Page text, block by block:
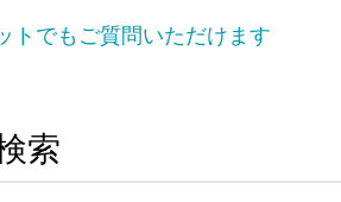
でもご質問いただけます
索